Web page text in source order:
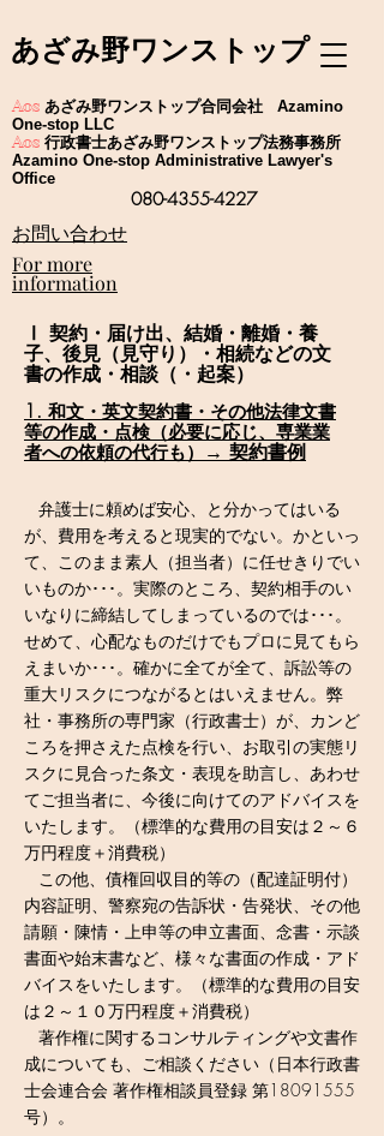
あざみ野ワンストップ
Aos あざみ野ワンストップ合同会社 Azamino
One-stop LLC
Aos 行政書士あざみ野ワンストップ法務事務所
Azamino One-stop Administrative Lawyer's
Office
080-4355-4227
​お問い合わせ
For more
information
Ⅰ 契約・届け出、結婚・離婚・養
子、後見（見守り）・相続などの文
書の作成・相談（・起案）
1. 和文・英文契約書・その他法律文書
等の作成・点検（必要に応じ、専業業
者への依頼の代行も） → 契約書例
弁護士に頼めば安心、と分かってはいる
が、費用を考えると現実的でない。​かといっ
て、このまま素人（担当者）に任せきりでい
いものか･･･。実際のところ、契約相手のい
いなりに締結してしまっているのでは･･･。
せめて、心配なものだけでもプロに見てもら
えまいか･･･。 確かに全てが全て、訴訟等の
重大リスクにつながるとはいえ ません。弊
社・事務所の専門家（行政書士）が、カンど
ころを押さえた点検を行い、 お取引の実態リ
スクに見合った条文・表現を助言し、あわせ
てご担当者に、今後に向けてのアドバイスを
いたします。
（標準的な費用の目安は２～６
万円程度＋消費税）
この他、債権回収目的等の（配達証明付）
内容証明、警察宛の告訴状・告発状、その他
請願・陳情・上申等の申立書面、念書・示談
書面や始末書など、様々な書面の作成・ アド
バイスをいたします。（標準的な費用の目安
は２～１０万円程度＋消費税）
著作権に関するコンサルティングや文書作
成についても、ご相談ください（日本行政書
士会連合会 著作権相談員登録 第18091555
号）。